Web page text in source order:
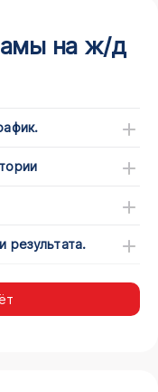
на ж/д
результата.